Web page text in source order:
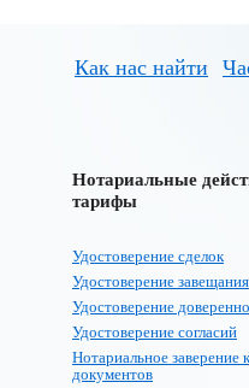
Как нас найти
Нотариальные
тарифы
Удостоверение сделок
Удостоверение завещания
Удостоверение
Удостоверение согласий
Нотариальное заверение
документов